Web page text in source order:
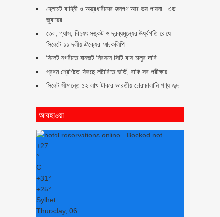
হেলমেট বাহিনী ও অস্ত্রধারীদের জনগণ আর ভয় পায়না : এড.
জুবায়ের
তেল, গ্যাস, বিদ্যুৎ সঙ্কট ও দ্রব্যমূল্যের ঊর্ধ্বগতি রোধে
সিলেটে ১১ দলীয় ঐক্যের স্মারকলিপি
সিলেট নগরীতে যানজট নিরসনে সিটি বাস চালুর দাবি
প্রথম শ্রেণিতে ফিরছে লটারিতে ভর্তি, বাকি সব পরীক্ষায়
সিলেট সীমান্তে ৫২ লাখ টাকার ভারতীয় চোরাচালানি পণ্য জব্দ
আবহাওয়া
+27
°
C
+31°
+25°
Sylhet
Thursday, 06